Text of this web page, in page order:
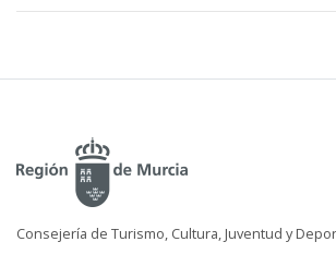
Consejería de Turismo, Cultura, Juventud y